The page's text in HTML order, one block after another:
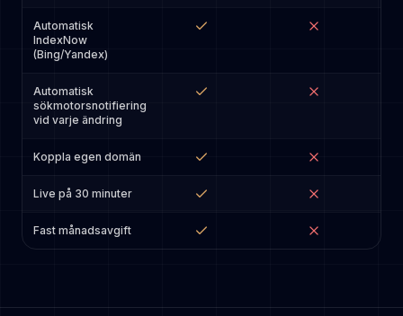
Automatisk
IndexNow
(Bing/Yandex)
Automatisk
sökmotorsnotifiering
vid varje ändring
Koppla egen domän
Live på 30 minuter
Fast månadsavgift